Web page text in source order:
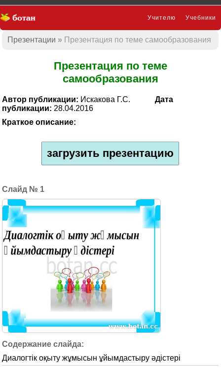
Учебники
Учителю
Презентации
Презентации Презентация по теме самообразования
Презентация по теме
самообразования
Автор публикации: Искакова Г.С.
Дата
публикации: 28.04.2016
Краткое описание:
загрузить презентацию
1
Диалогтік оқыту жұмысын ұйымдастыру әдістері